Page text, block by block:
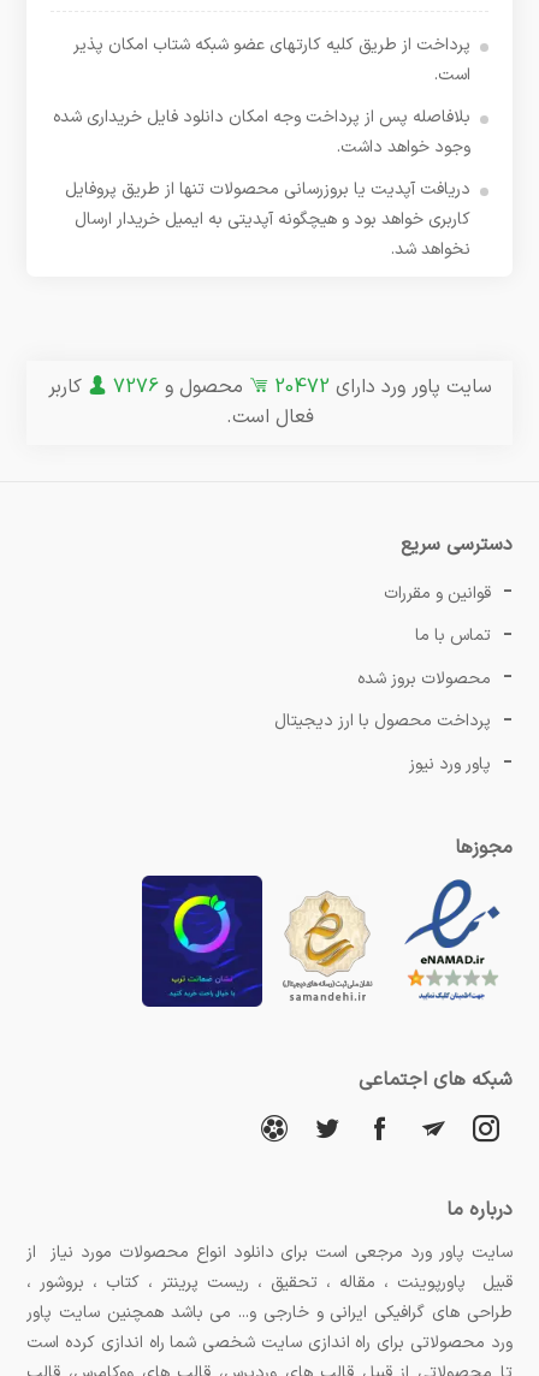
پرداخت از طریق کلیه کارتهای عضو شبکه شتاب امکان پذیر
است.
بلافاصله پس از پرداخت وجه امکان دانلود فایل خریداری شده
وجود خواهد داشت.
دریافت آپدیت یا بروزرسانی محصولات تنها از طریق پروفایل
کاربری خواهد بود و هیچگونه آپدیتی به ایمیل خریدار ارسال
نخواهد شد.
سایت پاور ورد دارای 20472 محصول و7276
کاربر
فعال است.
دسترسی سریع
قوانین و مقررات
تماس با ما
محصولات بروز شده
پرداخت محصول با ارز دیجیتال
پاور ورد نیوز
مجوزها
شبکه های اجتماعی
درباره ما
سایت پاور ورد مرجعی است برای دانلود انواع محصولات مورد نیاز از
قبیل پاورپوینت ، مقاله ، تحقیق ، ریست پرینتر ، کتاب ، بروشور ،
طراحی های گرافیکی ایرانی و خارجی و... می باشد همچنین سایت پاور
ورد محصولاتی برای راه اندازی سایت شخصی شما راه اندازی کرده است